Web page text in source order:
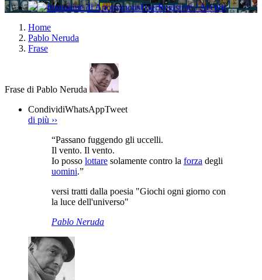
Registrati / Accedi
Home
Pablo Neruda
Frase
Frase di Pablo Neruda
CondividiWhatsAppTweet
di più ››
“Passano fuggendo gli uccelli.
Il vento. Il vento.
Io posso lottare solamente contro la forza degli
uomini.”
versi tratti dalla poesia "Giochi ogni giorno con
la luce dell'universo"
Pablo Neruda